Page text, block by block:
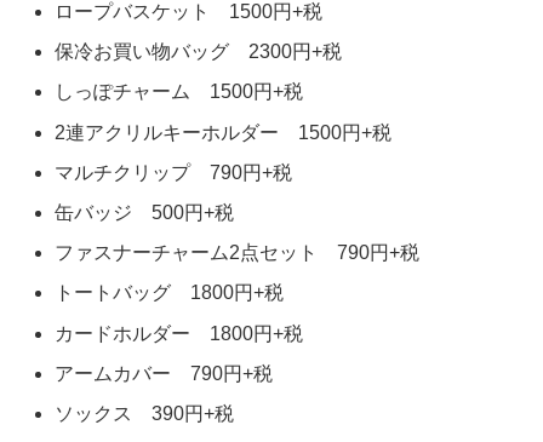
ロープバスケット 1500円+税
保冷お買い物バッグ 2300円+税
しっぽチャーム 1500円+税
2連アクリルキーホルダー 1500円+税
マルチクリップ 790円+税
缶バッジ 500円+税
ファスナーチャーム2点セット 790円+税
トートバッグ 1800円+税
カードホルダー 1800円+税
アームカバー 790円+税
ソックス 390円+税